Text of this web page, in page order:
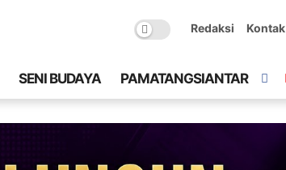
Redaksi Kontak
SENI BUDAYA PAMATANGSIANTAR